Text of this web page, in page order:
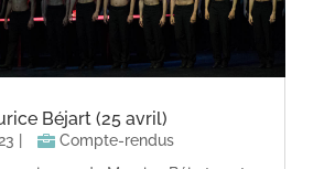
Béjart (25 avril)
Compte-rendus